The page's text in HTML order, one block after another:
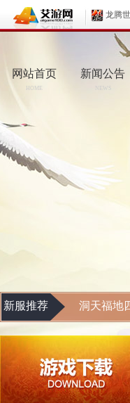
龙腾
网站首页
HOME
新闻公告
NEWS
新服推荐 洞天福地